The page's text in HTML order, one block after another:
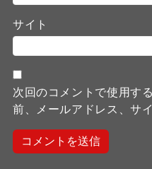
サイト
次回のコメントで使用す
前、メールアドレス、サ